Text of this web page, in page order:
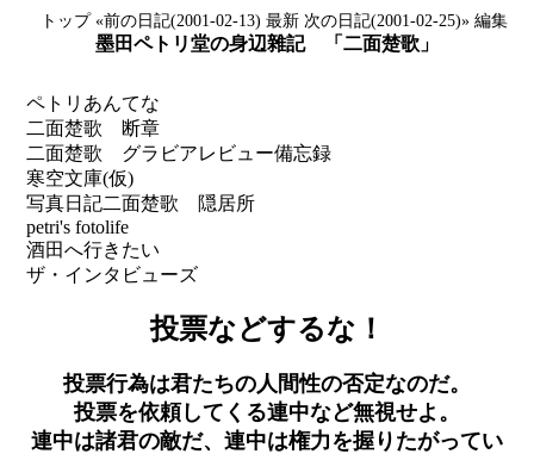
トップ «前の日記(2001-02-13) 最新 次の日記(2001-02-25)» 編集
墨田ペトリ堂の身辺雜記 「二面楚歌」
ペトリあんてな
二面楚歌 断章
二面楚歌 グラビアレビュー備忘録
寒空文庫(仮)
写真日記二面楚歌 隠居所
petri's fotolife
酒田へ行きたい
ザ・インタビューズ
投票などするな！
投票行為は君たちの人間性の否定なのだ。
投票を依頼してくる連中など無視せよ。
連中は諸君の敵だ、連中は権力を握りたがってい